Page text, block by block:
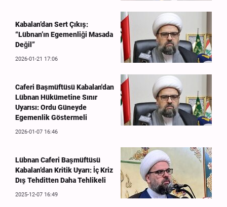
Kabalan’dan Sert Çıkış:
“Lübnan’ın Egemenliği Masada
Değil”
2026-01-21 17:06
Caferi Başmüftüsü Kabalan'dan
Lübnan Hükümetine Sınır
Uyarısı: Ordu Güneyde
Egemenlik Göstermeli
2026-01-07 16:46
Lübnan Caferi Başmüftüsü
Kabalan’dan Kritik Uyarı: İç Kriz
Dış Tehditten Daha Tehlikeli
2025-12-07 16:49